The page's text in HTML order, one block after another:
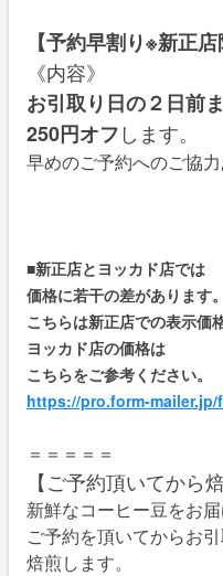
【予約早割り※新正店
《内容》
お引取り日の２日前
250円オフします。
早めのご予約へのご協
■新正店とヨッカド店では
価格に若干の差があります。
こちらは新正店での表示価
ヨッカド店の価格は
こちらをご参考ください。
https://pro.form-mailer.jp/
＝＝＝＝＝
【ご予約頂いてから
新鮮なコーヒー豆をお届
ご予約を頂いてからお
焙煎します。